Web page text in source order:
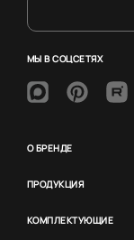
МЫ В СОЦСЕТЯХ
О БРЕНДЕ
ПРОДУКЦИЯ
КОМПЛЕКТУЮЩИЕ